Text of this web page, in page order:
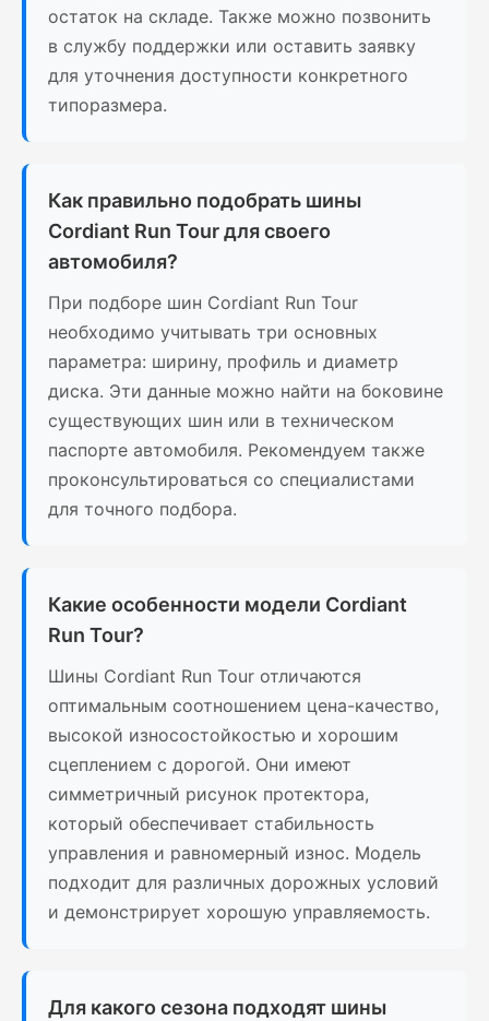
остаток на складе. Также можно позвонить
в службу поддержки или оставить заявку
для уточнения доступности конкретного
типоразмера.
Как правильно подобрать шины
Cordiant Run Tour для своего
автомобиля?
При подборе шин Cordiant Run Tour
необходимо учитывать три основных
параметра: ширину, профиль и диаметр
диска. Эти данные можно найти на боковине
существующих шин или в техническом
паспорте автомобиля. Рекомендуем также
проконсультироваться со специалистами
для точного подбора.
Какие особенности модели Cordiant
Run Tour?
Шины Cordiant Run Tour отличаются
оптимальным соотношением цена-качество,
высокой износостойкостью и хорошим
сцеплением с дорогой. Они имеют
симметричный рисунок протектора,
который обеспечивает стабильность
управления и равномерный износ. Модель
подходит для различных дорожных условий
и демонстрирует хорошую управляемость.
Для какого сезона подходят шины